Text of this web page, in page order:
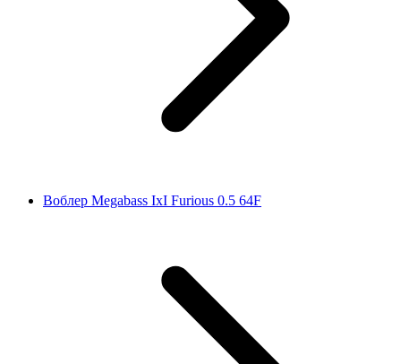
Воблер Megabass IxI Furious 0.5 64F